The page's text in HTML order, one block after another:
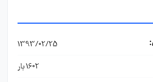
1393/02/25
1602 بار